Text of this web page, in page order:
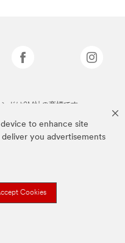
to enhance site
you advertisements
Cookies
ドは3M社の商標です。